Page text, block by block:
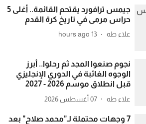
جيمس ترافورد يقتحم القائمة.. أغلى 5
حراس مرمى في تاريخ كرة القدم
علاء طه 13 hours ago
نجوم صنعوا المجد ثم رحلوا.. أبرز
الوجوه الغائبة في الدوري الإنجليزي
قبل انطلاق موسم 2026 - 2027
علاء طه 07 أغسطس 2026
7 وجهات محتملة لـ"محمد صلاح" بعد